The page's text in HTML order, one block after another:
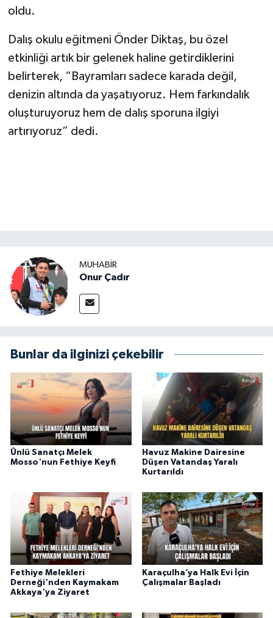
oldu.
Dalış okulu eğitmeni Önder Diktaş, bu özel
etkinliği artık bir gelenek haline getirdiklerini
belirterek, “Bayramları sadece karada değil,
denizin altında da yaşatıyoruz. Hem farkındalık
oluşturuyoruz hem de dalış sporuna ilgiyi
artırıyoruz” dedi.
MUHABİR
Onur Çadır
Bunlar da ilginizi çekebilir
Ünlü Sanatçı Melek
Mosso'nun Fethiye Keyfi
Havuz Makine Dairesine
Düşen Vatandaş Yaralı
Kurtarıldı
Fethiye Melekleri
Derneği'nden Kaymakam
Akkaya'ya Ziyaret
Karaçulha’ya Halk Evi İçin
Çalışmalar Başladı